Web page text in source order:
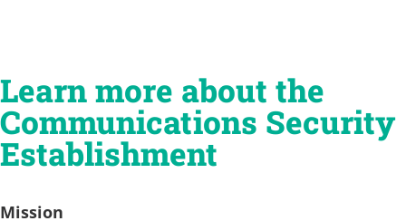
Learn more about the
Communications Security
Establishment
Mission